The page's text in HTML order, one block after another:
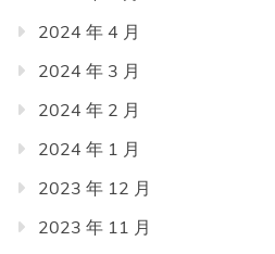
2024 年 4 月
2024 年 3 月
2024 年 2 月
2024 年 1 月
2023 年 12 月
2023 年 11 月